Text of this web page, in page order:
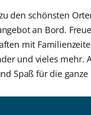
den schönsten
an Bord.
mit
und vieles mehr.
Spaß für die ganze